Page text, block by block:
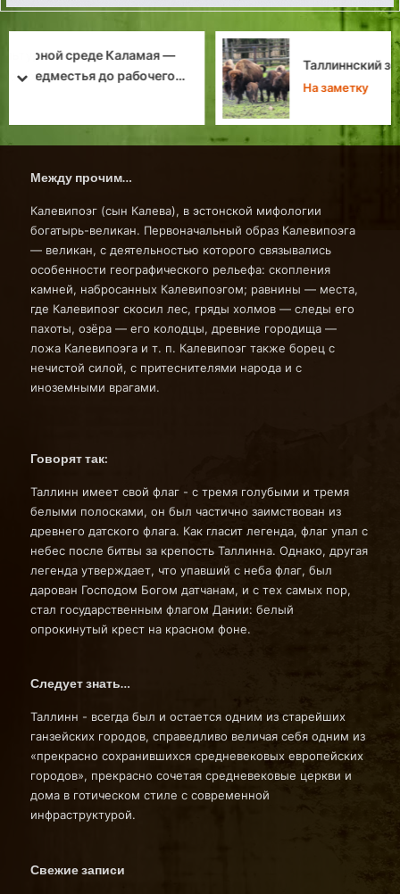
Таллиннский зоопарк: семья бизонов
prev
next
Между прочим…
Калевипоэг (сын Калева), в эстонской мифологии
богатырь-великан. Первоначальный образ Калевипоэга
— великан, с деятельностью которого связывались
особенности географического рельефа: скопления
камней, набросанных Калевипоэгом; равнины — места,
где Калевипоэг скосил лес, гряды холмов — следы его
пахоты, озёра — его колодцы, древние городища —
ложа Калевипоэга и т. п. Калевипоэг также борец с
нечистой силой, с притеснителями народа и с
иноземными врагами.
Говорят так:
Таллинн имеет свой флаг - с тремя голубыми и тремя
белыми полосками, он был частично заимствован из
древнего датского флага. Как гласит легенда, флаг упал с
небес после битвы за крепость Таллинна. Однако, другая
легенда утверждает, что упавший с неба флаг, был
дарован Господом Богом датчанам, и с тех самых пор,
стал государственным флагом Дании: белый
опрокинутый крест на красном фоне.
Следует знать…
Таллинн - всегда был и остается одним из старейших
ганзейских городов, справедливо величая себя одним из
«прекрасно сохранившихся средневековых европейских
городов», прекрасно сочетая средневековые церкви и
дома в готическом стиле с современной
инфраструктурой.
Свежие записи